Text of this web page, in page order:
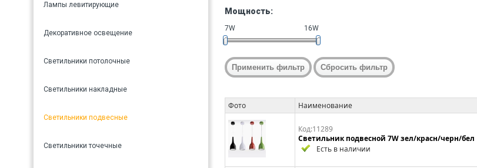
Лампы левитирующие
Декоративное освещение
Светильники потолочные
Светильники накладные
Светильники подвесные
Светильники точечные
Мощность:
7W 16W
Фото Наименование
Код:11289
Светильник подвесной 7W зел/красн/черн/бел
Есть в наличии